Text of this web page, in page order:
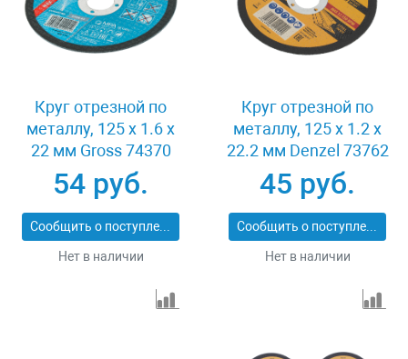
Круг отрезной по
металлу, 125 х 1.6 х
22 мм Gross 74370
54 руб.
Сообщить о поступлении
Нет в наличии
Круг отрезной по
металлу, 125 х 1.2 х
22.2 мм Denzel 73762
45 руб.
Сообщить о поступлении
Нет в наличии